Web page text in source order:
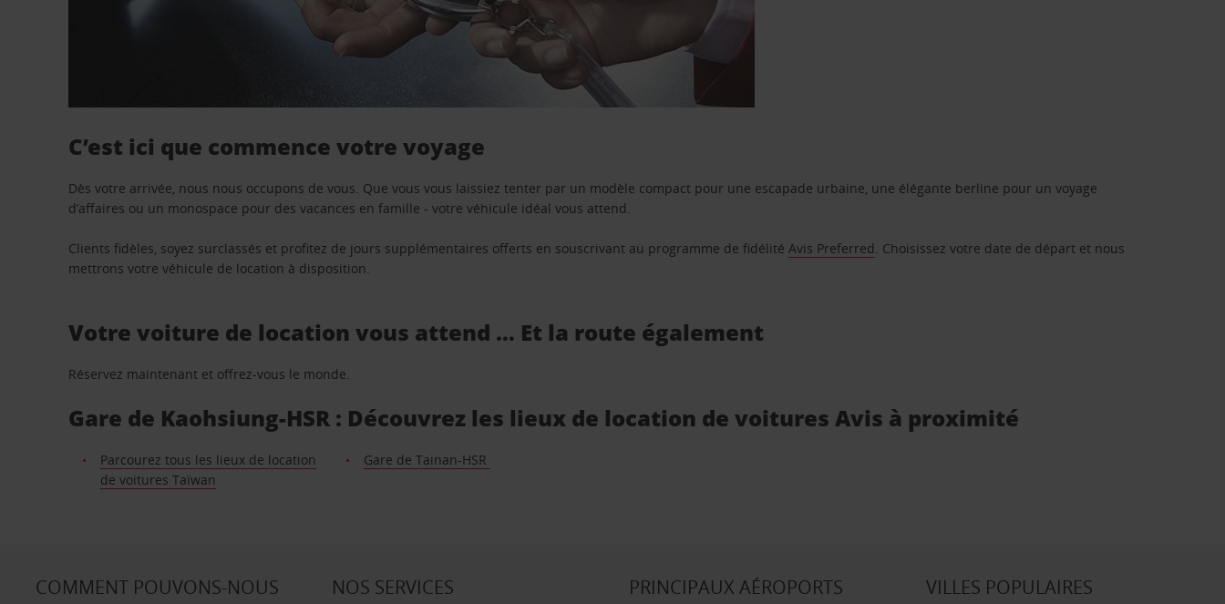
C’est ici que commence votre voyage
Dès votre arrivée, nous nous occupons de vous. Que vous vous laissiez tenter par un modèle compact pour une escapade urbaine, une élégante berline pour un voyage
d’affaires ou un monospace pour des vacances en famille - votre véhicule idéal vous attend.
Clients fidèles, soyez surclassés et profitez de jours supplémentaires offerts en souscrivant au programme de fidélitéAvis Preferred. Choisissez votre date de départ et nous
mettrons votre véhicule de location à disposition.
Votre voiture de location vous attend … Et la route également
Réservez maintenant et offrez-vous le monde.
Gare de Kaohsiung-HSR : Découvrez les lieux de location de voitures Avis à proximité
Parcourez tous les lieux de location
de voitures Taïwan
Gare de Tainan-HSR
COMMENT POUVONS-NOUS
NOS SERVICES
PRINCIPAUX AÉROPORTS
VILLES POPULAIRES